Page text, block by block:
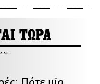
ΤΩΡΑ